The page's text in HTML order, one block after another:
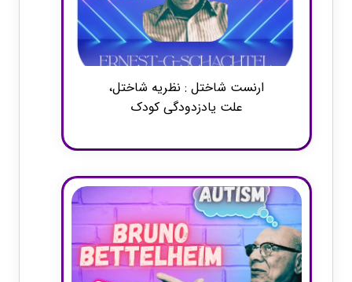
ارنست شاختل : نظریه شاختل،
علت یادزدودگی کودک